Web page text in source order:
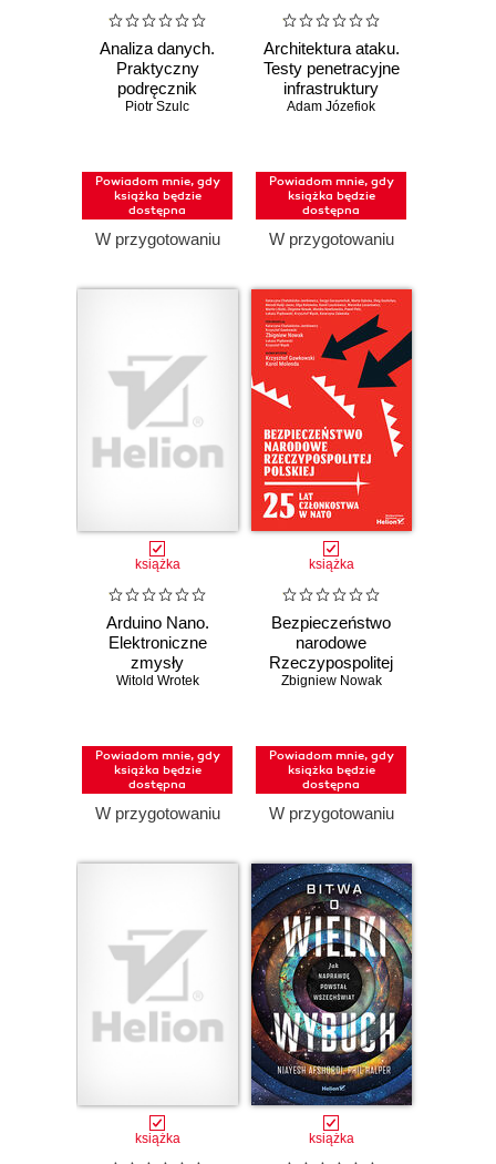
Analiza danych.
Praktyczny
podręcznik
dobrych praktyk
Piotr Szulc
Powiadom mnie, gdy
książka będzie
dostępna
W przygotowaniu
Architektura ataku.
Testy penetracyjne
infrastruktury
sieciowej
Adam Józefiok
Powiadom mnie, gdy
książka będzie
dostępna
W przygotowaniu
książka
Arduino Nano.
Elektroniczne
zmysły
Witold Wrotek
Powiadom mnie, gdy
książka będzie
dostępna
W przygotowaniu
książka
Bezpieczeństwo
narodowe
Rzeczypospolitej
Polskiej. 25 lat
Zbigniew Nowak
Powiadom mnie, gdy
książka będzie
dostępna
W przygotowaniu
książka książka